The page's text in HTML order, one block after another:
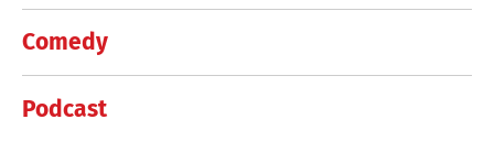
Comedy
Podcast